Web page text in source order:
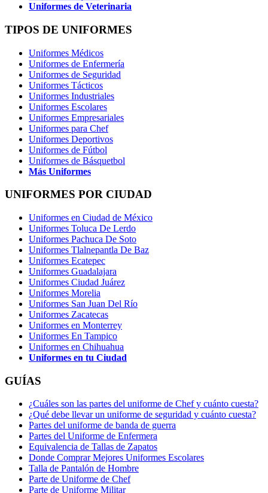
Uniformes de Veterinaria
TIPOS DE UNIFORMES
Uniformes Médicos
Uniformes de Enfermería
Uniformes de Seguridad
Uniformes Tácticos
Uniformes Industriales
Uniformes Escolares
Uniformes Empresariales
Uniformes para Chef
Uniformes Deportivos
Uniformes de Fútbol
Uniformes de Básquetbol
Más Uniformes
UNIFORMES POR CIUDAD
Uniformes en Ciudad de México
Uniformes Toluca De Lerdo
Uniformes Pachuca De Soto
Uniformes Tlalnepantla De Baz
Uniformes Ecatepec
Uniformes Guadalajara
Uniformes Ciudad Juárez
Uniformes Morelia
Uniformes San Juan Del Río
Uniformes Zacatecas
Uniformes en Monterrey
Uniformes En Tampico
Uniformes en Chihuahua
Uniformes en tu Ciudad
GUÍAS
¿Cuáles son las partes del uniforme de Chef y cuánto cuesta?
¿Qué debe llevar un uniforme de seguridad y cuánto cuesta?
Partes del uniforme de banda de guerra
Partes del Uniforme de Enfermera
Equivalencia de Tallas de Zapatos
Donde Comprar Mejores Uniformes Escolares
Talla de Pantalón de Hombre
Parte de Uniforme de Chef
Parte de Uniforme Militar